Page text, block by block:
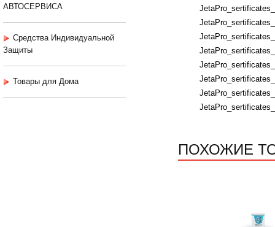
АВТОСЕРВИСА
Средства Индивидуальной
Защиты
Товары для Дома
ПОХОЖИЕ